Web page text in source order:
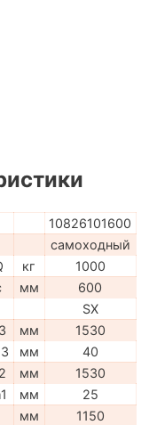
10826101600
самоходный
кг
1000
мм
600
SX
мм
1530
мм
40
мм
1530
мм
25
мм
1150